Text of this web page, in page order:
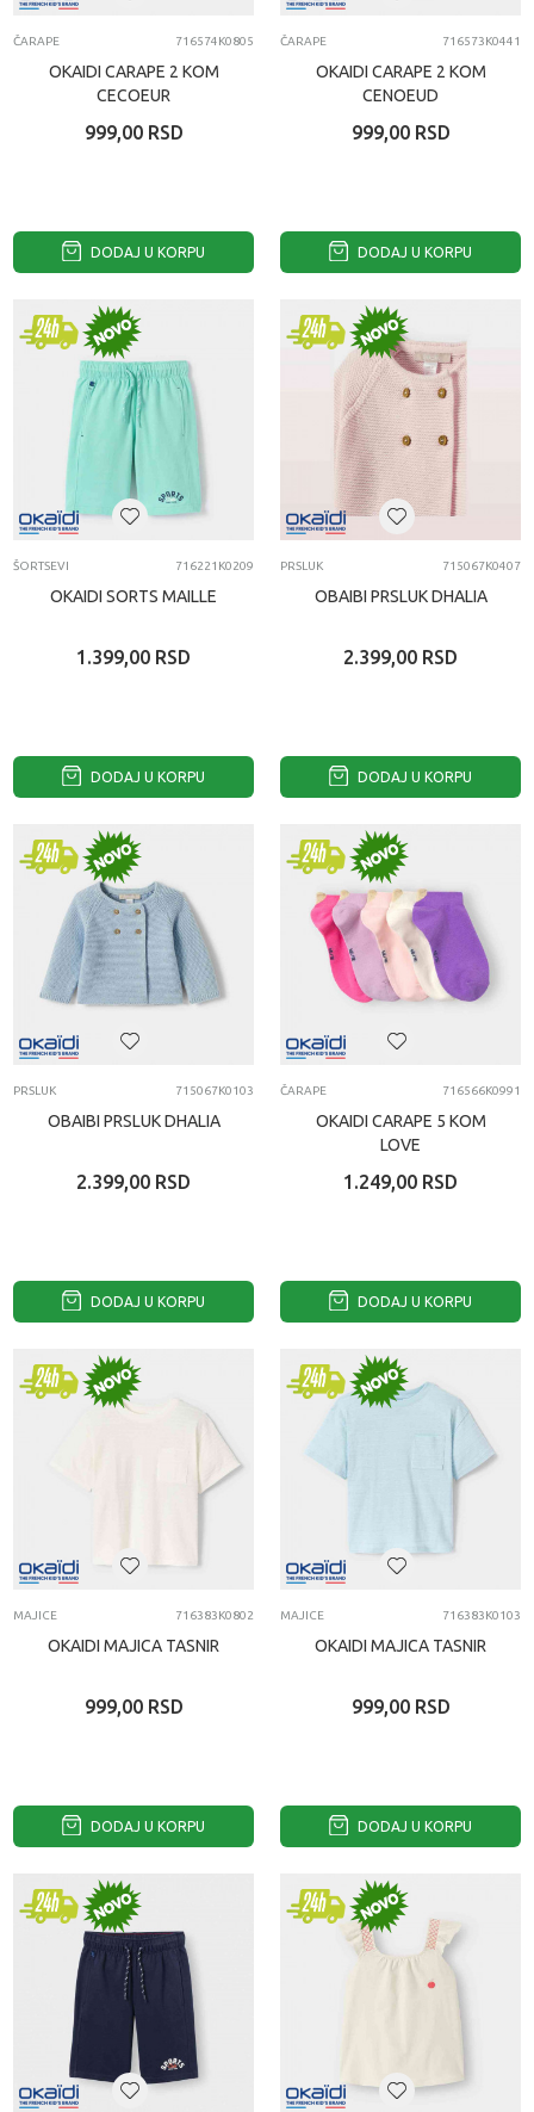
ČARAPE 716574K0805
OKAIDI CARAPE 2 KOM
CECOEUR
999,00 RSD
DODAJ U KORPU
ČARAPE 716573K0441
OKAIDI CARAPE 2 KOM
CENOEUD
999,00 RSD
DODAJ U KORPU
ŠORTSEVI 716221K0209
OKAIDI SORTS MAILLE
1.399,00 RSD
DODAJ U KORPU
PRSLUK 715067K0407
OBAIBI PRSLUK DHALIA
2.399,00 RSD
DODAJ U KORPU
PRSLUK 715067K0103
OBAIBI PRSLUK DHALIA
2.399,00 RSD
DODAJ U KORPU
ČARAPE 716566K0991
OKAIDI CARAPE 5 KOM
LOVE
1.249,00 RSD
DODAJ U KORPU
MAJICE 716383K0802
OKAIDI MAJICA TASNIR
999,00 RSD
DODAJ U KORPU
MAJICE 716383K0103
OKAIDI MAJICA TASNIR
999,00 RSD
DODAJ U KORPU